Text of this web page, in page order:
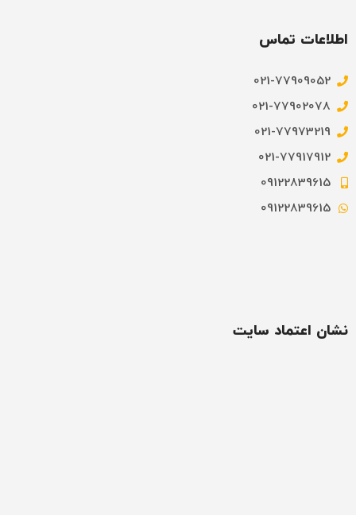
اطلاعات تماس
021-77909052
021-77902078
021-77973219
021-77917912
09122839615
09122839615
نشان اعتماد سایت